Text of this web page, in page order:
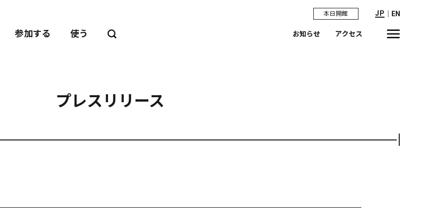
本日開館 JP EN
参加する 使う お知らせ アクセス
プレスリリース